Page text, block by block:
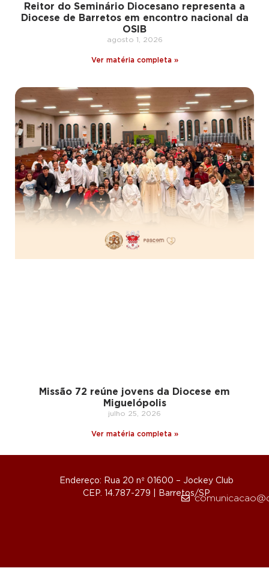
Reitor do Seminário Diocesano representa a
Diocese de Barretos em encontro nacional da
OSIB
agosto 1, 2026
Ver matéria completa »
Missão 72 reúne jovens da Diocese em
Miguelópolis
julho 25, 2026
Ver matéria completa »
Endereço: Rua 20 nº 01600 – Jockey Club
CEP. 14.787-279 | Barretos/SP